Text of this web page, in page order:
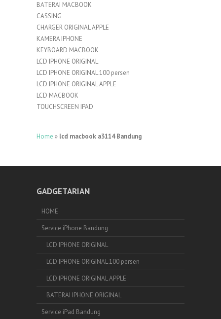
BATERAI MACBOOK
CASSING
CHARGER ORIGINAL APPLE
KAMERA IPHONE
KEYBOARD MACBOOK
LCD IPHONE ORIGINAL
LCD IPHONE ORIGINAL 100 persen
LCD IPHONE ORIGINAL APPLE
LCD MACBOOK
TOUCHSCREEN IPAD
Home » lcd macbook a3114 Bandung
GADGETARIAN
HOME
Service iPhone Bandung
LCD IPHONE ORIGINAL
LCD IPHONE ORIGINAL 100 persen
LCD IPHONE ORIGINAL APPLE
BATERAI IPHONE ORIGINAL
Service iPad Bandung